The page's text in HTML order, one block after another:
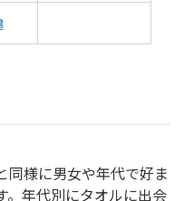
同様に男女や年代で好ま
。年代別にタオルに出会